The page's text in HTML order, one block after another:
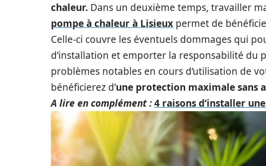
chaleur. Dans un deuxième temps, travailler
pompe à chaleur à Lisieux permet de
Celle-ci couvre les éventuels dommages qui
d’installation et emporter la responsabilité du
problèmes notables en cours d’utilisation de
bénéficierez d’une protection maximale sans
A lire en complément :4 raisons d’installer